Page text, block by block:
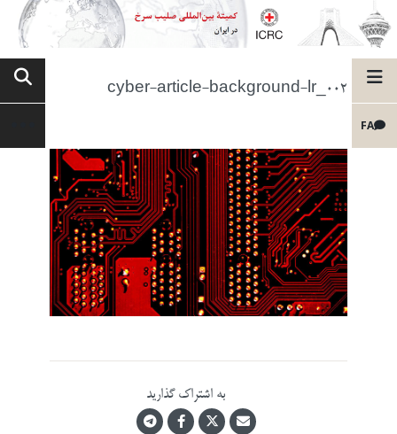
FA
cyber-article-background-lr_002
به اشتراک گذارید